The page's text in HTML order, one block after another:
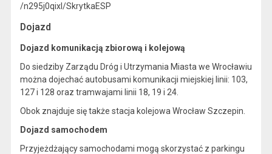
/n295j0qixl/SkrytkaESP
Dojazd
Dojazd komunikacją zbiorową i kolejową
Do siedziby Zarządu Dróg i Utrzymania Miasta we Wrocławiu
można dojechać autobusami komunikacji miejskiej linii: 103,
127 i 128 oraz tramwajami linii 18, 19 i 24.
Obok znajduje się także stacja kolejowa Wrocław Szczepin.
Dojazd samochodem
Przyjeżdżający samochodami mogą skorzystać z parkingu